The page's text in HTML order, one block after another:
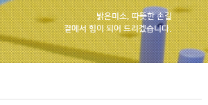
밝은미소, 따뜻한 손길
곁에서 힘이 되어 드리겠습니다.